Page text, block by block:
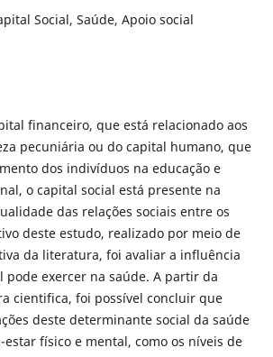
Social, Saúde, Apoio social
financeiro, que está relacionado aos
pecuniária ou do capital humano, que
dos indivíduos na educação e
o capital social está presente na
das relações sociais entre os
deste estudo, realizado por meio de
da literatura, foi avaliar a influência
pode exercer na saúde. A partir da
cientifica, foi possível concluir que
deste determinante social da saúde
físico e mental, como os níveis de